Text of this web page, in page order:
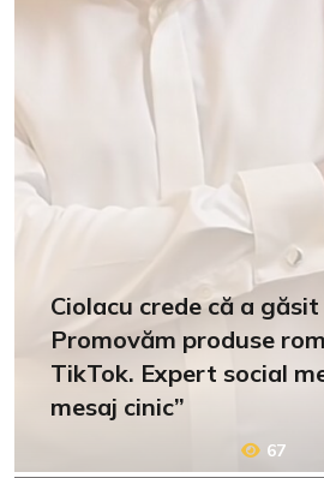
Ciolacu crede că a
Promovăm produse
TikTok. Expert social
mesaj cinic”
67